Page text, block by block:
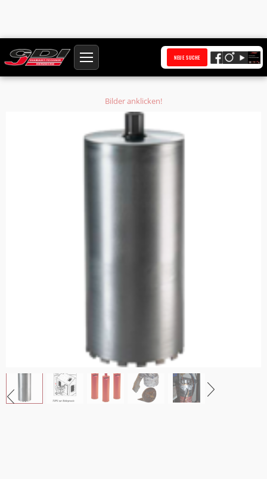
NEUE SUCHE
Startseite
Produkte
Diamantbohrkrone Ø 449 mm HQ Anschluss 1 1/4 Zoll UNC Bohrkern Ø 450
Bilder anklicken!